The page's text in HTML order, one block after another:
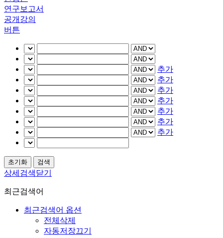
연구보고서
공개강의
버튼
추가
추가
추가
추가
추가
추가
추가
상세검색닫기
최근검색어
최근검색어 옵션
전체삭제
자동저장끄기